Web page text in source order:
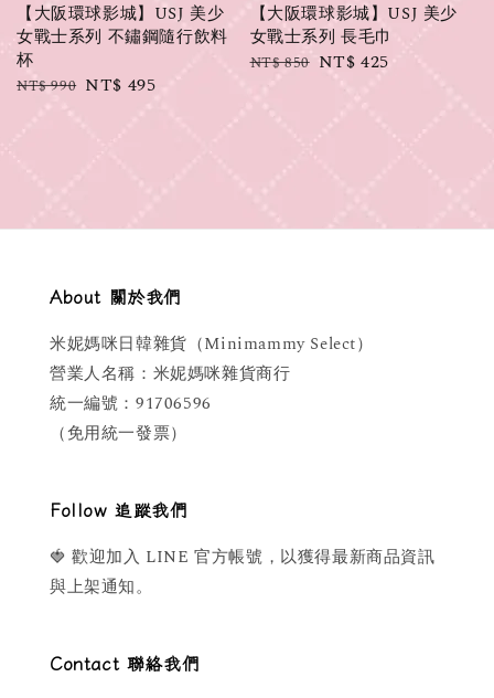
【大阪環球影城】USJ 美少
女戰士系列 不鏽鋼隨行飲料
杯
Regular
NT$ 990 Sale
NT$ 495
【大阪環球影城】USJ 美少
女戰士系列 長毛巾
Regular
NT$ 850 Sale
NT$ 425
About 關於我們
米妮媽咪日韓雜貨（Minimammy Select）
營業人名稱：米妮媽咪雜貨商行
統一編號：91706596
（免用統一發票）
Follow 追蹤我們
🍓 歡迎加入 LINE 官方帳號，以獲得最新商品資訊
與上架通知。
Contact 聯絡我們